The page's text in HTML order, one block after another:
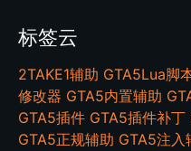
标签云
2TAKE1辅助 GTA5Lua脚
修改器 GTA5内置辅助
GTA5插件 GTA5插件补丁
GTA5正规辅助 GTA5注入